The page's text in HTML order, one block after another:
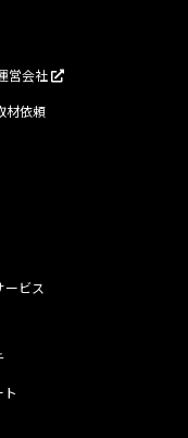
営会社
材依頼
ービス